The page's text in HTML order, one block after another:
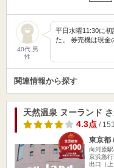
40代 男
性
平日水曜11:30に
た。 券売機は現金
関連情報から探す
天然温泉 ヌーランド
4.3点/
東京都
向河原
京浜急
出口（